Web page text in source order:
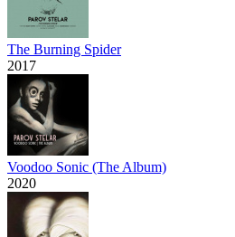
The Burning Spider
2017
Voodoo Sonic (The Album)
2020